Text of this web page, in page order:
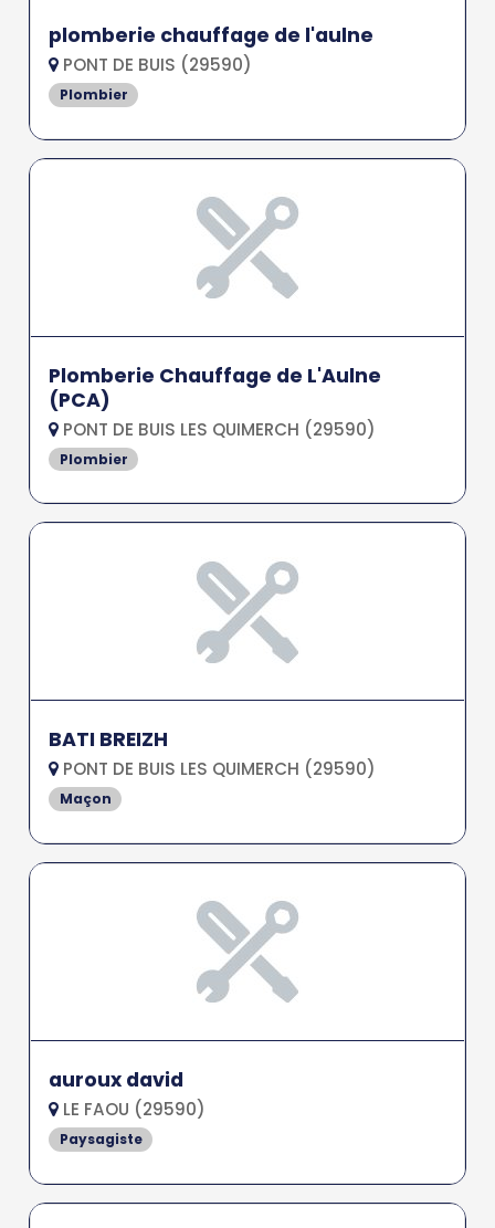
plomberie chauffage de l'aulne
PONT DE BUIS (29590)
Plombier
Plomberie Chauffage de L'Aulne
(PCA)
PONT DE BUIS LES QUIMERCH (29590)
Plombier
BATI BREIZH
PONT DE BUIS LES QUIMERCH (29590)
Maçon
auroux david
LE FAOU (29590)
Paysagiste